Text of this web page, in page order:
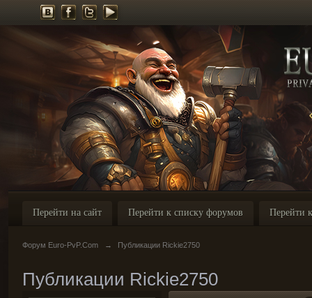
Перейти на сайт Перейти к списку форумов Перейти
Форум Euro-PvP.Com → Публикации Rickie2750
Публикации Rickie2750